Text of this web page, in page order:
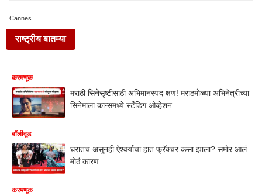
Cannes
राष्ट्रीय बातम्या
करमणूक
मराठी सिनेसृष्टीसाठी अभिमानस्पद क्षण! मराठमोळ्या अभिनेत्रीच्या
सिनेमाला कान्समध्ये स्टँडिग ओव्हेशन
बॉलीवूड
घरातच असूनही ऐश्वर्याचा हात फ्रॅक्चर कसा झाला? समोर आलं
मोठं कारण
करमणूक